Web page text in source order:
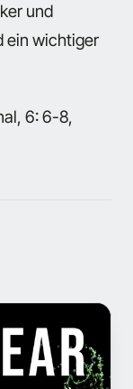
und
ein wichtiger
6: 6-8,